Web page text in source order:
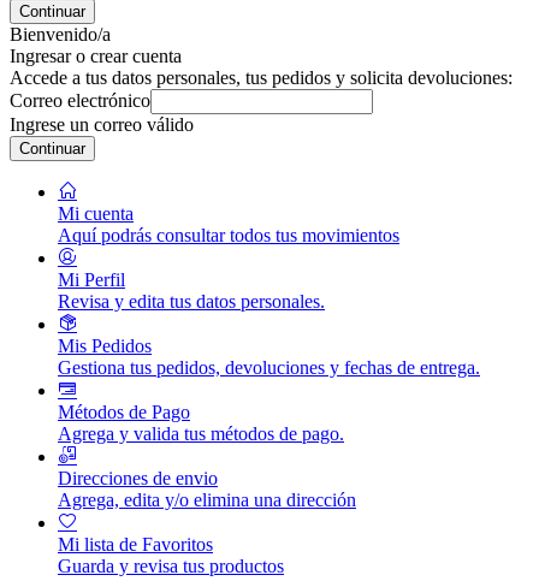
Continuar
Bienvenido/a
Ingresar o crear cuenta
Accede a tus datos personales, tus pedidos y solicita devoluciones:
Correo electrónico
Ingrese un correo válido
Continuar
Mi cuenta
Aquí podrás consultar todos tus movimientos
Mi Perfil
Revisa y edita tus datos personales.
Mis Pedidos
Gestiona tus pedidos, devoluciones y fechas de entrega.
Métodos de Pago
Agrega y valida tus métodos de pago.
Direcciones de envio
Agrega, edita y/o elimina una dirección
Mi lista de Favoritos
Guarda y revisa tus productos